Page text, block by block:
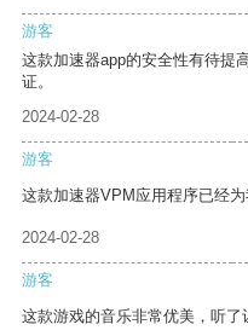
游客
这款加速器app的安全性有待提
证。
2024-02-28
游客
这款加速器VPM应用程序已经
2024-02-28
游客
这款游戏的音乐非常优美，听了